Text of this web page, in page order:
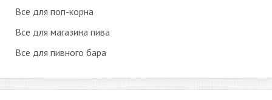
Все для поп-корна
Все для магазина пива
Все для пивного бара